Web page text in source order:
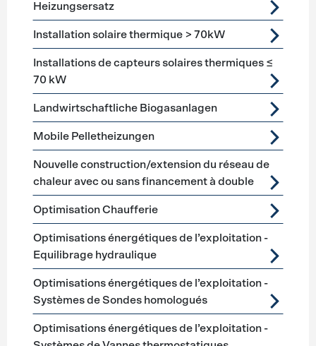
Heizungsersatz
Installation solaire thermique > 70kW
Installations de capteurs solaires thermiques ≤
70 kW
Landwirtschaftliche Biogasanlagen
Mobile Pelletheizungen
Nouvelle construction/extension du réseau de
chaleur avec ou sans financement à double
Optimisation Chaufferie
Optimisations énergétiques de l’exploitation -
Equilibrage hydraulique
Optimisations énergétiques de l’exploitation -
Systèmes de Sondes homologués
Optimisations énergétiques de l’exploitation -